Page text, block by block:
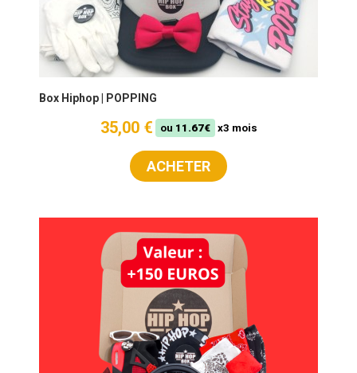
Box Hiphop | POPPING
35,00 € ou 11.67€ x3 mois
ACHETER